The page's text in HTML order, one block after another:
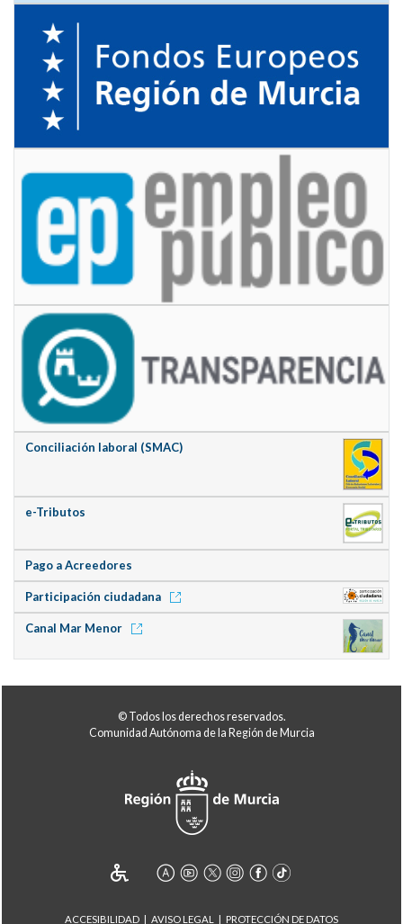
Conciliación laboral (SMAC)
e-Tributos
Pago a Acreedores
Participación ciudadana
Canal Mar Menor
© Todos los derechos reservados.
Comunidad Autónoma de la Región de Murcia
ACCESIBILIDAD AVISO LEGAL PROTECCIÓN DE DATOS